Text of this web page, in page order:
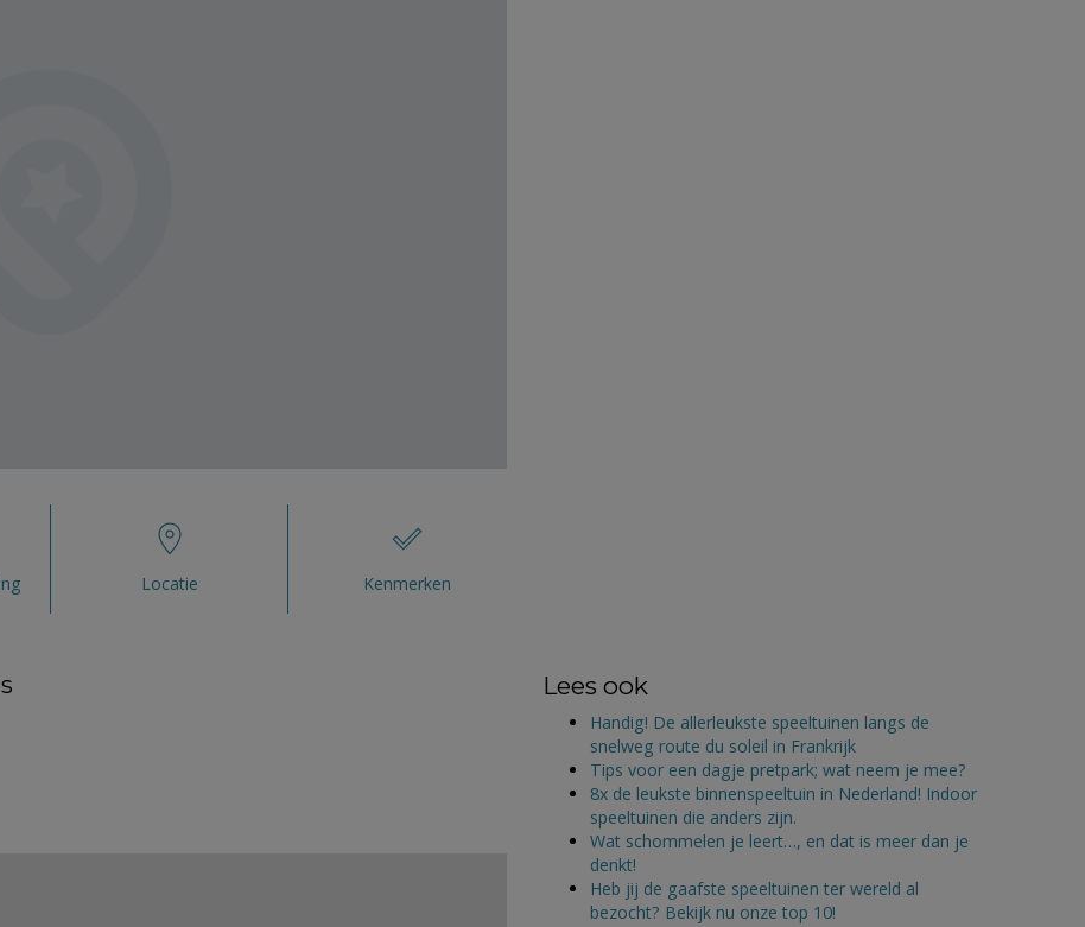
Locatie Kenmerken
Lees ook
Handig! De allerleukste speeltuinen langs de
snelweg route du soleil in Frankrijk
Tips voor een dagje pretpark; wat neem je mee?
8x de leukste binnenspeeltuin in Nederland! Indoor
speeltuinen die anders zijn.
Wat schommelen je leert…, en dat is meer dan je
denkt!
Heb jij de gaafste speeltuinen ter wereld al
bezocht? Bekijk nu onze top 10!